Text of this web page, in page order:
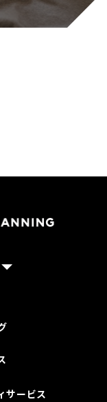
サービス